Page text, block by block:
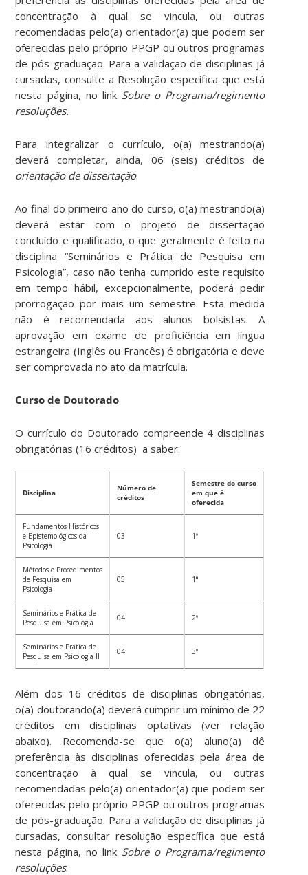
concentração à qual se vincula, ou outras
recomendadas pelo(a) orientador(a) que podem ser
oferecidas pelo próprio PPGP ou outros programas
de pós-graduação. Para a validação de disciplinas já
cursadas, consulte a Resolução específica que está
nesta página, no link Sobre o Programa/regimento
resoluções.
Para integralizar o currículo, o(a) mestrando(a)
deverá completar, ainda, 06 (seis) créditos de
orientação de dissertação.
Ao final do primeiro ano do curso, o(a) mestrando(a)
deverá estar com o projeto de dissertação
concluído e qualificado, o que geralmente é feito na
disciplina “Seminários e Prática de Pesquisa em
Psicologia”, caso não tenha cumprido este requisito
em tempo hábil, excepcionalmente, poderá pedir
prorrogação por mais um semestre. Esta medida
não é recomendada aos alunos bolsistas. A
aprovação em exame de proficiência em língua
estrangeira (Inglês ou Francês) é obrigatória e deve
ser comprovada no ato da matrícula.
Curso de Doutorado
O currículo do Doutorado compreende 4 disciplinas
obrigatórias (16 créditos) a saber:
Disciplina
Número de
créditos
Semestre do curso
em que é
oferecida
Fundamentos Históricos
e Epistemológicos da
Psicologia
03 1º
Métodos e Procedimentos
de Pesquisa em
Psicologia
05 1°
Seminários e Prática de
Pesquisa em Psicologia
04 2º
Seminários e Prática de
Pesquisa em Psicologia II
04 3º
Além dos 16 créditos de disciplinas obrigatórias,
o(a) doutorando(a) deverá cumprir um mínimo de 22
créditos em disciplinas optativas (ver relação
abaixo). Recomenda-se que o(a) aluno(a) dê
preferência às disciplinas oferecidas pela área de
concentração à qual se vincula, ou outras
recomendadas pelo(a) orientador(a) que podem ser
oferecidas pelo próprio PPGP ou outros programas
de pós-graduação. Para a validação de disciplinas já
cursadas, consultar resolução específica que está
nesta página, no link Sobre o Programa/regimento
resoluções.